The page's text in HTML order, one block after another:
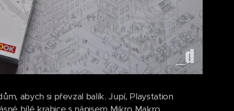
abych si převzal balík. Jupí, Playstation
bílé krabice s nápisem Mikro Makro.